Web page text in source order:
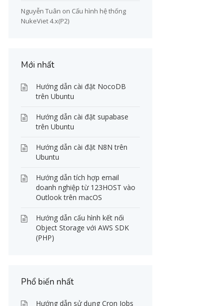
Nguyễn Tuân on Cấu hình hệ thống
NukeViet 4.x(P2)
Mới nhất
Hướng dẫn cài đặt NocoDB
trên Ubuntu
Hướng dẫn cài đặt supabase
trên Ubuntu
Hướng dẫn cài đặt N8N trên
Ubuntu
Hướng dẫn tích hợp email
doanh nghiệp từ 123HOST vào
Outlook trên macOS
Hướng dẫn cấu hình kết nối
Object Storage với AWS SDK
(PHP)
Phổ biến nhất
Hướng dẫn sử dụng Cron Jobs